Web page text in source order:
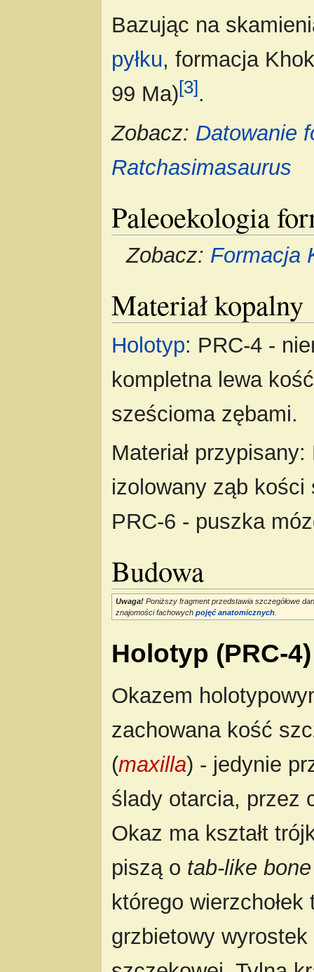
Bazując na
pyłku, formacja
99 Ma)[3].
Zobacz: Datowanie
Ratchasimasaurus
Paleoekologia
Zobacz: Formacja
Materiał kopalny
Holotyp: PRC-4 -
kompletna lewa
sześcioma zębami.
Materiał
izolowany ząb kości
PRC-6 - puszka
Budowa
Uwaga!Poniższy fragment przedstawia szczegółowe
znajomości fachowych pojęć anatomicznych.
Holotyp (PRC-4)
Okazem
zachowana kość
(maxilla) - jedynie
ślady otarcia, przez
Okaz ma kształt
piszą o tab-like bone
którego
grzbietowy wyrostek